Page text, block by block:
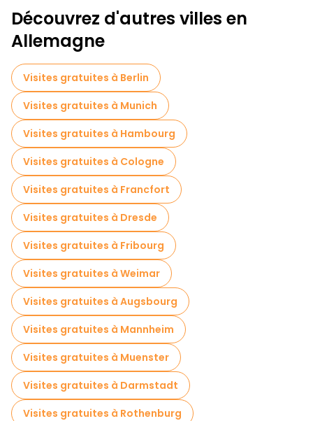
Visites à pied gratuites pour les familles à Potsdam
Tours à vélo à Potsdam
Visites gratuites à proximité Sanssouci Palace
Découvrez d'autres villes en
Allemagne
Visites gratuites à Berlin
Visites gratuites à Munich
Visites gratuites à Hambourg
Visites gratuites à Cologne
Visites gratuites à Francfort
Visites gratuites à Dresde
Visites gratuites à Fribourg
Visites gratuites à Weimar
Visites gratuites à Augsbourg
Visites gratuites à Mannheim
Visites gratuites à Muenster
Visites gratuites à Darmstadt
Visites gratuites à Rothenburg